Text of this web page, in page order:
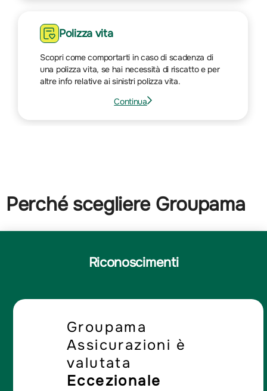
Polizza vita
Scopri come comportarti in caso di scadenza di
una polizza vita, se hai necessità di riscatto e per
altre info relative ai sinistri polizza vita.
Vai
alla
Continua
Perché scegliere Groupama
Riconoscimenti
Groupama
Assicurazioni è
valutata
Eccezionale